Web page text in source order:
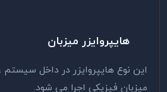
هایپروایزر میزبان
این نوع هایپروایزر در داخل
میزبان فیزیکی اجرا می شود.